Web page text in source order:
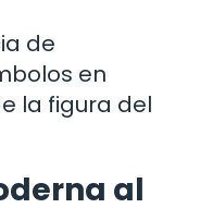
de
en
la figura del
al